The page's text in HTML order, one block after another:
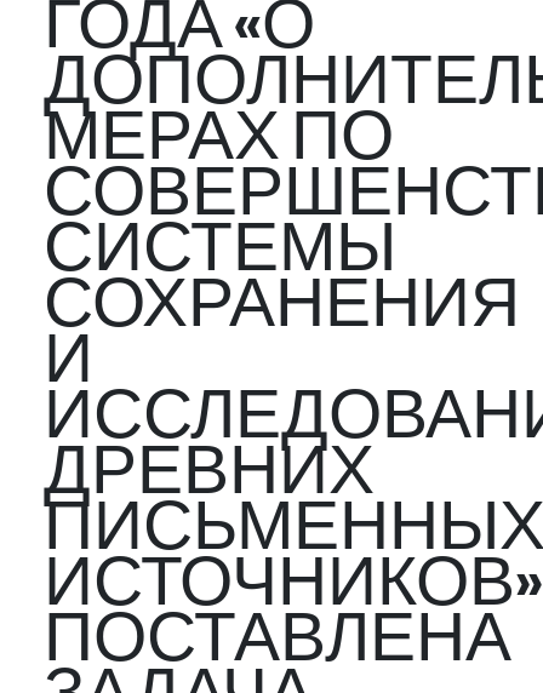
ГОДА «О
МЕРАХ ПО
СИСТЕМЫ
СОХРАНЕНИЯ
И
ДРЕВНИХ
ПОСТАВЛЕНА